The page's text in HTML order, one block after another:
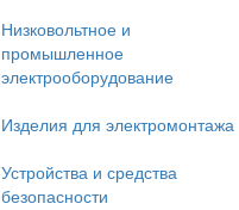
Низковольтное и
промышленное
электрооборудование
Изделия для электромонтажа
Устройства и средства
безопасности